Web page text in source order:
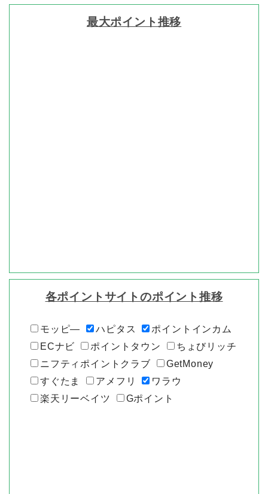
最大ポイント推移
各ポイントサイトのポイント推移
モッピ― ハピタス
ポイントインカム
ECナビ
ポイントタウン
ちょびリッチ
ニフティポイントクラブ
GetMoney
すぐたま
アメフリ
ワラウ
楽天リーベイツ
Gポイント